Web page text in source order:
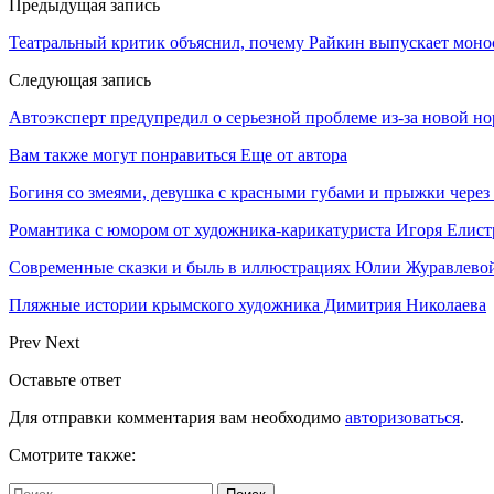
Предыдущая запись
Театральный критик объяснил, почему Райкин выпускает
Следующая запись
Автоэксперт предупредил о серьезной проблеме из-за новой
Вам также могут понравиться Еще от автора
Богиня со змеями, девушка с красными губами и прыжки
Романтика с юмором от художника-карикатуриста Игоря
Современные сказки и быль в иллюстрациях Юлии
Пляжные истории крымского художника Димитрия Николаева
Prev Next
Оставьте ответ
Для отправки комментария вам необходимо авторизоваться.
Смотрите также: